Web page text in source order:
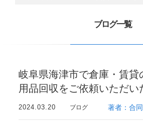
ブログ一覧
岐阜県海津市で倉庫・賃貸
用品回収をご依頼いただい
2024.03.20 ブログ 著者：合